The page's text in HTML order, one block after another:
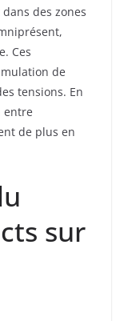
des zones
Ces
de
tensions. En
entre
de plus en
sur